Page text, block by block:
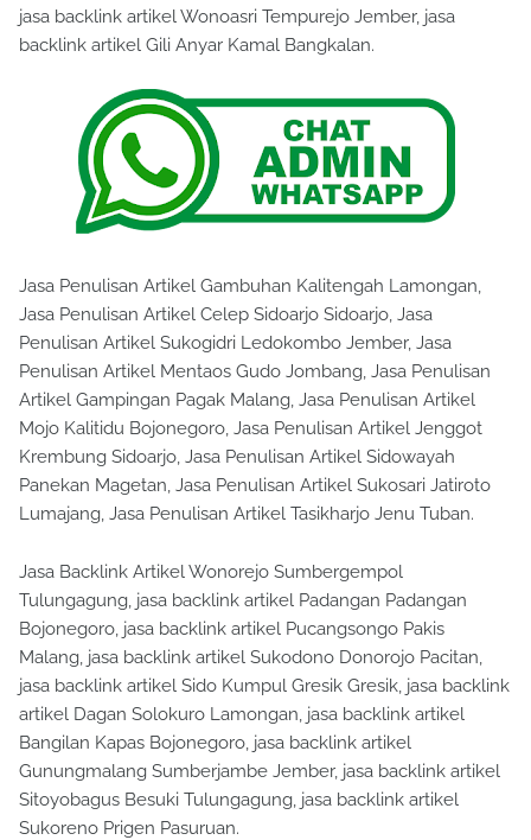
jasa backlink artikel Wonoasri Tempurejo Jember, jasa
backlink artikel Gili Anyar Kamal Bangkalan.
Jasa Penulisan Artikel Gambuhan Kalitengah Lamongan,
Jasa Penulisan Artikel Celep Sidoarjo Sidoarjo, Jasa
Penulisan Artikel Sukogidri Ledokombo Jember, Jasa
Penulisan Artikel Mentaos Gudo Jombang, Jasa Penulisan
Artikel Gampingan Pagak Malang, Jasa Penulisan Artikel
Mojo Kalitidu Bojonegoro, Jasa Penulisan Artikel Jenggot
Krembung Sidoarjo, Jasa Penulisan Artikel Sidowayah
Panekan Magetan, Jasa Penulisan Artikel Sukosari Jatiroto
Lumajang, Jasa Penulisan Artikel Tasikharjo Jenu Tuban.
Jasa Backlink Artikel Wonorejo Sumbergempol
Tulungagung, jasa backlink artikel Padangan Padangan
Bojonegoro, jasa backlink artikel Pucangsongo Pakis
Malang, jasa backlink artikel Sukodono Donorojo Pacitan,
jasa backlink artikel Sido Kumpul Gresik Gresik, jasa backlink
artikel Dagan Solokuro Lamongan, jasa backlink artikel
Bangilan Kapas Bojonegoro, jasa backlink artikel
Gunungmalang Sumberjambe Jember, jasa backlink artikel
Sitoyobagus Besuki Tulungagung, jasa backlink artikel
Sukoreno Prigen Pasuruan.